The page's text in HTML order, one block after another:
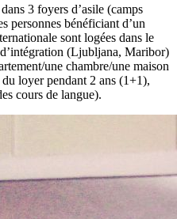
3 foyers d’asile (camps
personnes bénéficiant d’un
sont logées dans le
(Ljubljana, Maribor)
une chambre/une maison
loyer pendant 2 ans (1+1),
cours de langue).